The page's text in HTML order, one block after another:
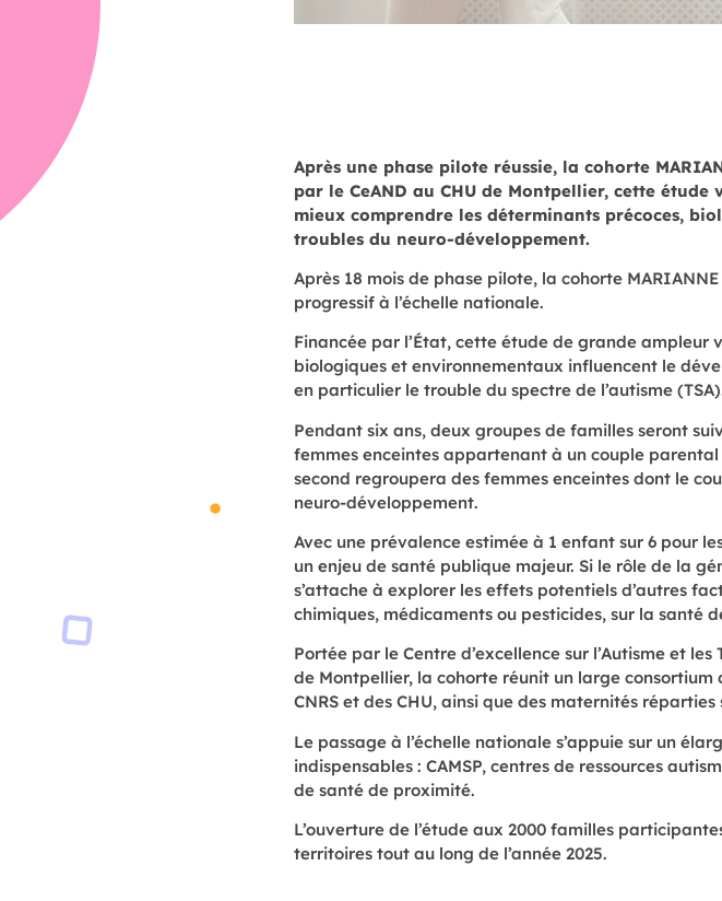
Après une phase pilote réussie, la cohorte
par le CeAND au CHU de Montpellier, cette
mieux comprendre les déterminants précoces,
troubles du neuro-développement.
Après 18 mois de phase pilote, la cohorte
progressif à l’échelle nationale.
Financée par l’État, cette étude de grande ampleur
biologiques et environnementaux influencent le
en particulier le trouble du spectre de l’autisme
Pendant six ans, deux groupes de familles seront
femmes enceintes appartenant à un couple
second regroupera des femmes enceintes dont le
neuro-développement.
Avec une prévalence estimée à 1 enfant sur 6 pour
un enjeu de santé publique majeur. Si le rôle de la
s’attache à explorer les effets potentiels d’autres
chimiques, médicaments ou pesticides, sur la santé
Portée par le Centre d’excellence sur l’Autisme et
de Montpellier, la cohorte réunit un large consortium
CNRS et des CHU, ainsi que des maternités
Le passage à l’échelle nationale s’appuie sur un
indispensables : CAMSP, centres de ressources
de santé de proximité.
L’ouverture de l’étude aux 2000 familles
territoires tout au long de l’année 2025.